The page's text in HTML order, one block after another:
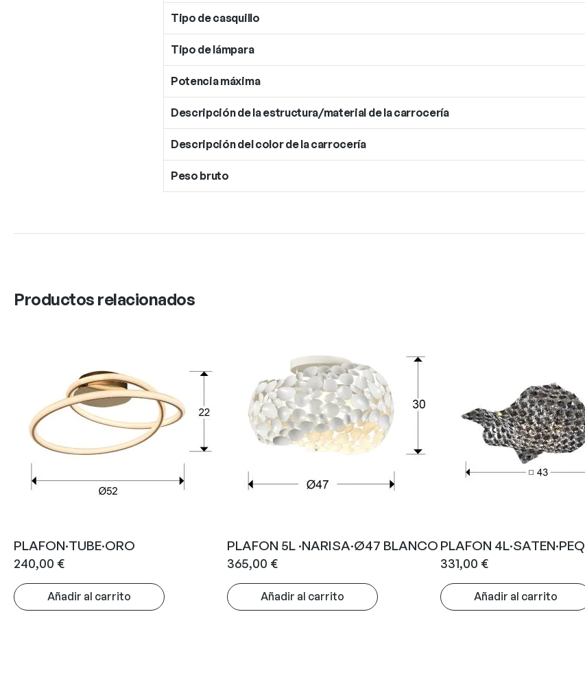
Tipo de casquillo
Tipo de lámpara
Potencia máxima
Descripción de la estructura/material de la carrocería
Descripción del color de la carrocería
Peso bruto
Productos relacionados
PLAFON·TUBE·ORO
240,00 €
Añadir al carrito
PLAFON 5L ·NARISA·Ø47 BLANCO
365,00 €
Añadir al carrito
PLAFON 4L·SATEN·PEQ
331,00 €
Añadir al carrito